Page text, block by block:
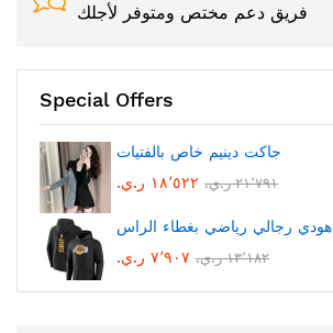
فريق دعم مختص ومتوفر لأجلك
Special Offers
جاكت دينيم خاص بالفتيات
١٨٬٥٢٢ ر.ي.‏
٢١٬٧٩١ ر.ي.‏
هودي رجالي رياضي بغطاء الراس
٧٬٩٠٧ ر.ي.‏
١٣٬١٨٢ ر.ي.‏